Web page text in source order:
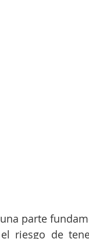
parte
riesgo de